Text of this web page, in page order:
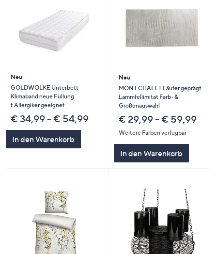
Neu
GOLDWOLKE Unterbett
Klimaband neue Füllung
f.Allergiker geeignet
€ 34,99 - € 54,99
In den Warenkorb
Neu
MONT CHALET Läufer geprägt
Lammfellimitat Farb- &
Größenauswahl
€ 29,99 - € 59,99
Weitere Farben verfügbar
In den Warenkorb